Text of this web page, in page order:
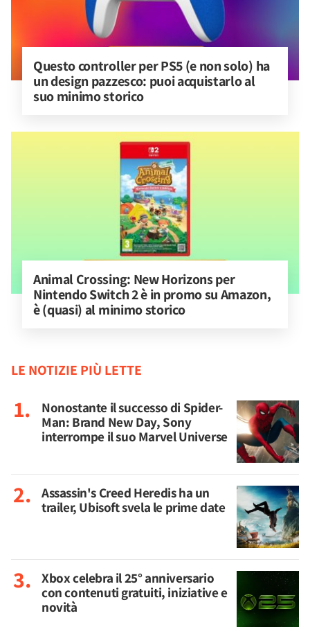
Questo controller per PS5 (e non solo) ha
un design pazzesco: puoi acquistarlo al
suo minimo storico
Animal Crossing: New Horizons per
Nintendo Switch 2 è in promo su Amazon,
è (quasi) al minimo storico
LE NOTIZIE PIÙ LETTE
Nonostante il successo di Spider-
Man: Brand New Day, Sony
interrompe il suo Marvel Universe
Assassin's Creed Heredis ha un
trailer, Ubisoft svela le prime date
Xbox celebra il 25° anniversario
con contenuti gratuiti, iniziative e
novità